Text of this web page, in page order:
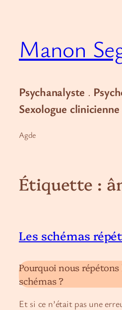
Manon
Psychanalyste .
Sexologue clinicienne
Agde
Étiquette :
Les schémas
Pourquoi nous
schémas ?
Et si ce n’était pas une